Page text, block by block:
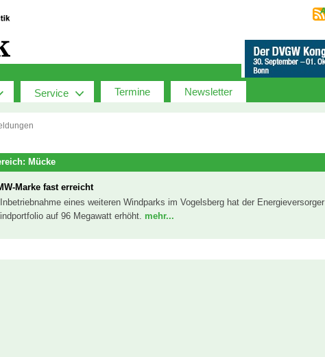
Service Termine Newsletter
Mücke
Marke fast erreicht
eines weiteren Windparks im Vogelsberg hat der Energieversorger
auf 96 Megawatt erhöht. mehr...